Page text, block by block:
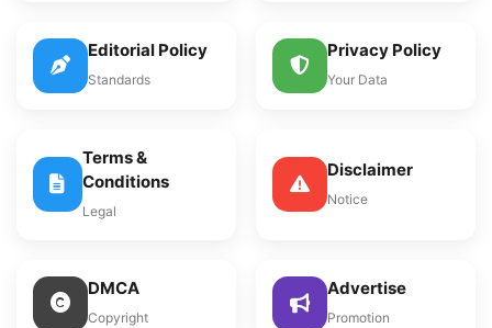
Editorial Policy
Standards
Privacy Policy
Your Data
Terms &
Conditions
Legal
Disclaimer
Notice
DMCA
Copyright
Advertise
Promotion